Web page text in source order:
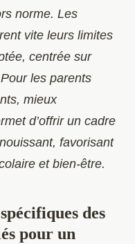
norme. Les
vite leurs limites
centrée sur
les parents
mieux
d’offrir un cadre
favorisant
et bien-être.
des
pour un